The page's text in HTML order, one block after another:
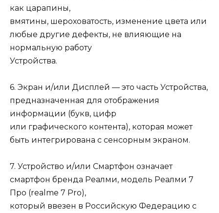
как царапины,
вмятины, шероховатость, изменение цвета или
любые другие дефекты, не влияющие на
нормальную работу
Устройства.
6. Экран и/или Дисплей — это часть Устройства,
предназначенная для отображения
информации (букв, цифр
или графического контента), которая может
быть интегрирована с сенсорным экраном.
7. Устройство и/или Смартфон означает
смартфон бренда Реалми, модель Реалми 7
Про (realme 7 Pro),
который ввезен в Российскую Федерацию с